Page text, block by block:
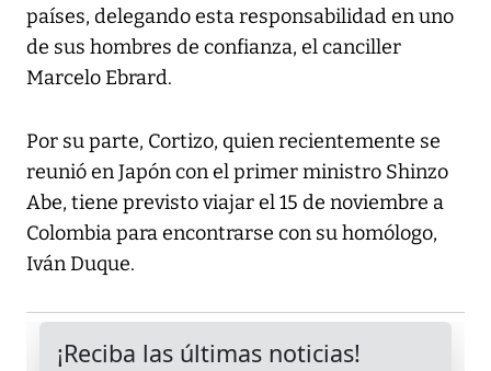
países, delegando esta responsabilidad en uno
de sus hombres de confianza, el canciller
Marcelo Ebrard.
Por su parte, Cortizo, quien recientemente se
reunió en Japón con el primer ministro Shinzo
Abe, tiene previsto viajar el 15 de noviembre a
Colombia para encontrarse con su homólogo,
Iván Duque.